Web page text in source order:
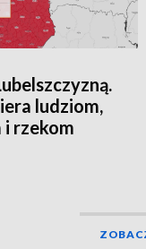
ludziom,
rzekom